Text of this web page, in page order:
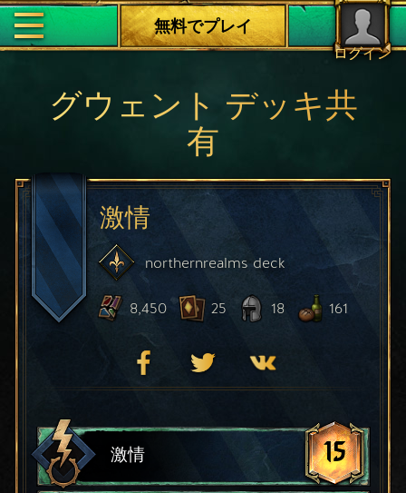
ログイン
無料でプレイ
グウェント デッキ共
有
激情
northernrealmsdeck
8,450 25 18 161
激情 15